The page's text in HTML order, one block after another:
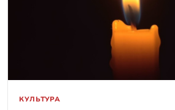
КУЛЬТУРА